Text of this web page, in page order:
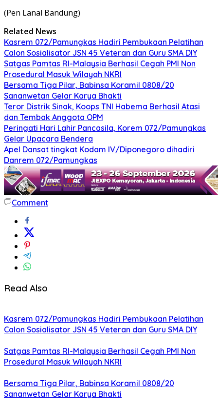
(Pen Lanal Bandung)
Related News
Kasrem 072/Pamungkas Hadiri Pembukaan Pelatihan
Calon Sosialisator JSN 45 Veteran dan Guru SMA DIY
Satgas Pamtas RI-Malaysia Berhasil Cegah PMI Non
Prosedural Masuk Wilayah NKRI
Bersama Tiga Pilar, Babinsa Koramil 0808/20
Sananwetan Gelar Karya Bhakti
Teror Distrik Sinak, Koops TNI Habema Berhasil Atasi
dan Tembak Anggota OPM
Peringati Hari Lahir Pancasila, Korem 072/Pamungkas
Gelar Upacara Bendera
Apel Dansat tingkat Kodam lV/Diponegoro dihadiri
Danrem 072/Pamungkas
Comment
Read Also
Kasrem 072/Pamungkas Hadiri Pembukaan Pelatihan
Calon Sosialisator JSN 45 Veteran dan Guru SMA DIY
Satgas Pamtas RI-Malaysia Berhasil Cegah PMI Non
Prosedural Masuk Wilayah NKRI
Bersama Tiga Pilar, Babinsa Koramil 0808/20
Sananwetan Gelar Karya Bhakti